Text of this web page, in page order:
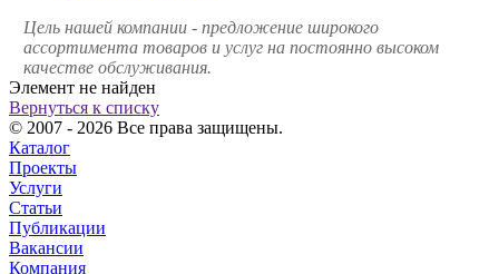
Цель нашей компании - предложение широкого
ассортимента товаров и услуг на постоянно высоком
качестве обслуживания.
Элемент не найден
Вернуться к списку
© 2007 - 2026 Все права защищены.
Каталог
Проекты
Услуги
Статьи
Публикации
Вакансии
Компания